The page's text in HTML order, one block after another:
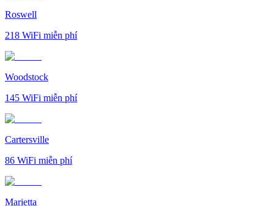
Roswell
218 WiFi miễn phí
Woodstock
145 WiFi miễn phí
Cartersville
86 WiFi miễn phí
Marietta